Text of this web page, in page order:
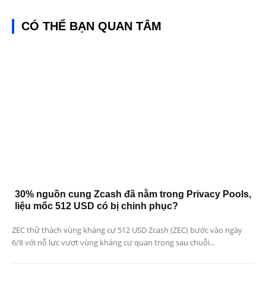
CÓ THỂ BẠN QUAN TÂM
30% nguồn cung Zcash đã nằm trong Privacy Pools,
liệu mốc 512 USD có bị chinh phục?
ZEC thử thách vùng kháng cự 512 USD Zcash (ZEC) bước vào ngày
6/8 với nỗ lực vượt vùng kháng cự quan trọng sau chuỗi...